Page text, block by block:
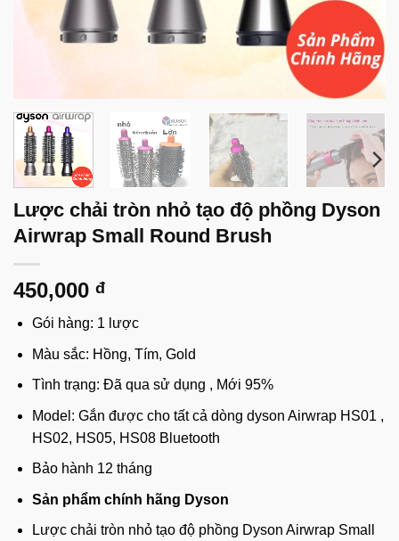
Lược chải tròn nhỏ tạo độ phồng Dyson
Airwrap Small Round Brush
450,000 đ
Gói hàng: 1 lược
Màu sắc: Hồng, Tím, Gold
Tình trạng: Đã qua sử dụng , Mới 95%
Model: Gắn được cho tất cả dòng dyson Airwrap HS01 ,
HS02, HS05, HS08 Bluetooth
Bảo hành 12 tháng
Sản phẩm chính hãng Dyson
Lược chải tròn nhỏ tạo độ phồng Dyson Airwrap Small